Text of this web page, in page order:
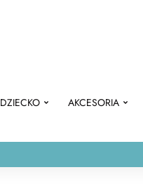
DZIECKO AKCESORIA